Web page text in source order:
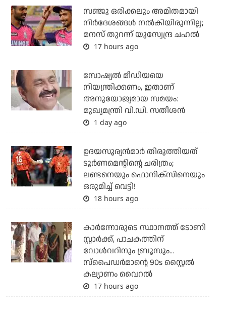
സഞ്ജു ഒരിക്കലും അമിതമായി
നിര്‍ദേശങ്ങള്‍ നല്‍കിയിരുന്നില്ല;
മനസ് തുറന്ന് യുസ്വേന്ദ്ര ചഹല്‍
17 hours ago
സോഷ്യല്‍ മീഡിയയെ
നിയന്ത്രിക്കണം, ഇതാണ്
അനുയോജ്യമായ സമയം:
മുഖ്യമന്ത്രി വി.ഡി. സതീശന്‍
1 day ago
ഉദയസൂര്യന്‍മാര്‍ തിരുത്തിയത്
ടൂര്‍ണമെന്റിന്റെ ചരിത്രം;
ലണ്ടനെയും ഫൊനിക്‌സിനെയും
ഒരുമിച്ച് വെട്ടി!
18 hours ago
കാര്‍ന്നോരുടെ സ്ഥാനത്ത് ടോണി
സ്റ്റാര്‍ക്ക്, പാചകത്തിന്
വോള്‍വറിനും ബ്രൂസും...
സ്‌പൈഡര്‍മാന്റെ 90s സ്റ്റൈല്‍
കല്യാണം വൈറല്‍
17 hours ago